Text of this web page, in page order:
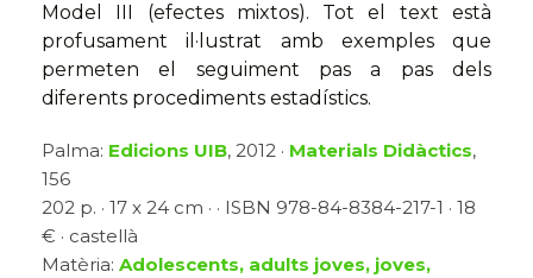
Model III (efectes mixtos). Tot el text està
profusament il·lustrat amb exemples que
permeten el seguiment pas a pas dels
diferents procediments estadístics.
Palma: Edicions UIB, 2012 · Materials Didàctics,
156
202 p. · 17 x 24 cm · · ISBN 978-84-8384-217-1 · 18
€ · castellà
Matèria: Adolescents, adults joves, joves,